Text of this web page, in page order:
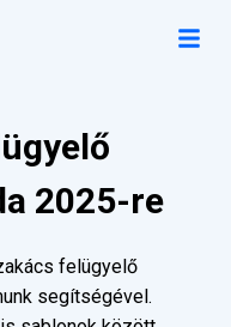
2025-re
felügyelő
segítségével.